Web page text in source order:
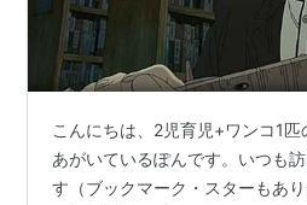
こんにちは、2児育児+ワンコ1
あがいているぽんです。いつも
す（ブックマーク・スターもあ